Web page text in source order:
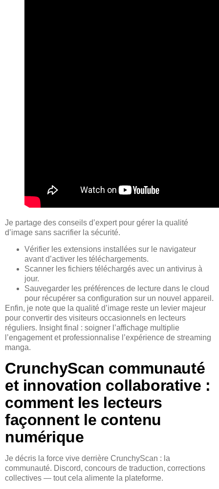
Je partage des conseils d’expert pour gérer la qualité
d’image sans sacrifier la sécurité.
Vérifier les extensions installées sur le navigateur
avant d’activer les téléchargements.
Scanner les fichiers téléchargés avec un antivirus à
jour.
Sauvegarder les préférences de lecture dans le cloud
pour récupérer sa configuration sur un nouvel appareil.
Enfin, je note que la qualité d’image reste un levier majeur
pour convertir des visiteurs occasionnels en lecteurs
réguliers. Insight final : soigner l’affichage multiplie
l’engagement et professionnalise l’expérience de streaming
manga.
CrunchyScan communauté
et innovation collaborative :
comment les lecteurs
façonnent le contenu
numérique
Je décris la force vive derrière CrunchyScan : la
communauté. Discord, concours de traduction, corrections
collectives — tout cela alimente la plateforme.